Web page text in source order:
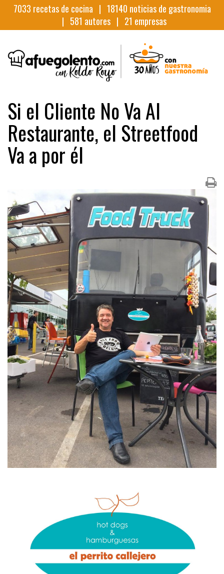
7033 recetas de cocina | 18140 noticias de gastronomia
| 581 autores | 21 empresas
Si el Cliente No Va Al
Restaurante, el Streetfood
Va a por él